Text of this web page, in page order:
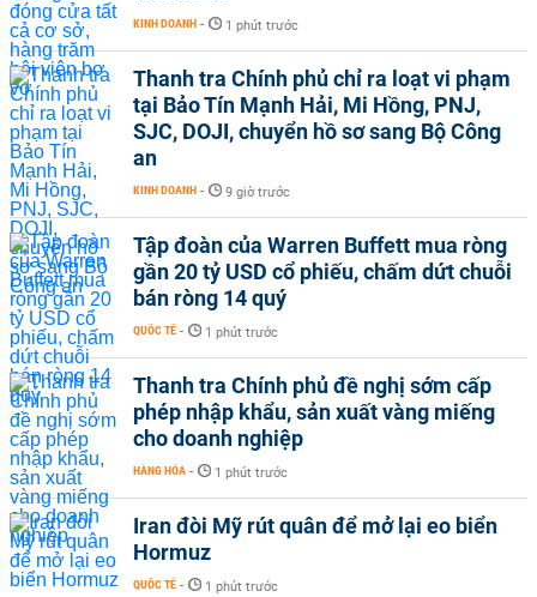
KINH DOANH - 1 phút trước
Thanh tra Chính phủ chỉ ra loạt vi phạm
tại Bảo Tín Mạnh Hải, Mi Hồng, PNJ,
SJC, DOJI, chuyển hồ sơ sang Bộ Công
an
KINH DOANH - 9 giờ trước
Tập đoàn của Warren Buffett mua ròng
gần 20 tỷ USD cổ phiếu, chấm dứt chuỗi
bán ròng 14 quý
QUỐC TẾ - 1 phút trước
Thanh tra Chính phủ đề nghị sớm cấp
phép nhập khẩu, sản xuất vàng miếng
cho doanh nghiệp
HÀNG HÓA - 1 phút trước
Iran đòi Mỹ rút quân để mở lại eo biển
Hormuz
QUỐC TẾ - 1 phút trước